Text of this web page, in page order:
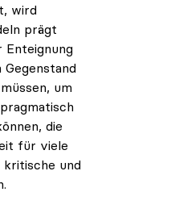
wird
prägt
Enteignung
um
die
für viele
und